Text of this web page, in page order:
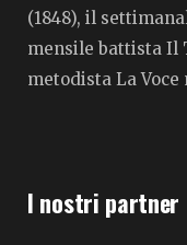
(1848), il
mensile battista Il
metodista La Voce
I nostri partner